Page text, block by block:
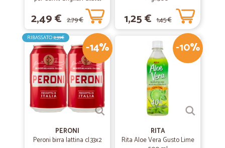
Verdure 200 gr.
2,49 € 2,79 € 1,25 € 1,45 €
-14%
RIBASSATO2,39€
PERONI
Peroni birra lattina cl.33x2
-10%
RITA
Rita Aloe Vera Gusto Lime